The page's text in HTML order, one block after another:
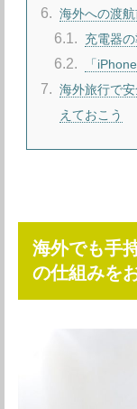
6 海外への渡
6.1 充電器
6.2 「
7
海外旅行で
えておこう
海外でも手
の仕組みを